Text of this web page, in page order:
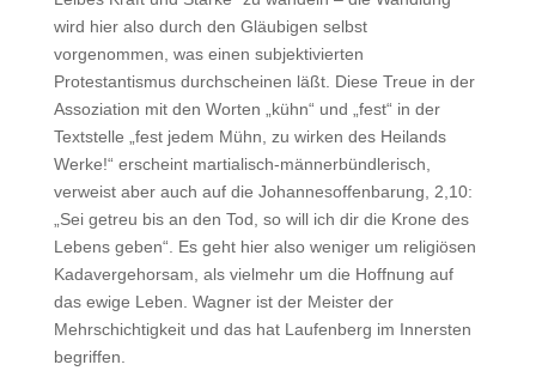
wird hier also durch den Gläubigen selbst
vorgenommen, was einen subjektivierten
Protestantismus durchscheinen läßt. Diese Treue in der
Assoziation mit den Worten „kühn“ und „fest“ in der
Textstelle „fest jedem Mühn, zu wirken des Heilands
Werke!“ erscheint martialisch-männerbündlerisch,
verweist aber auch auf die Johannesoffenbarung, 2,10:
„Sei getreu bis an den Tod, so will ich dir die Krone des
Lebens geben“. Es geht hier also weniger um religiösen
Kadavergehorsam, als vielmehr um die Hoffnung auf
das ewige Leben. Wagner ist der Meister der
Mehrschichtigkeit und das hat Laufenberg im Innersten
begriffen.